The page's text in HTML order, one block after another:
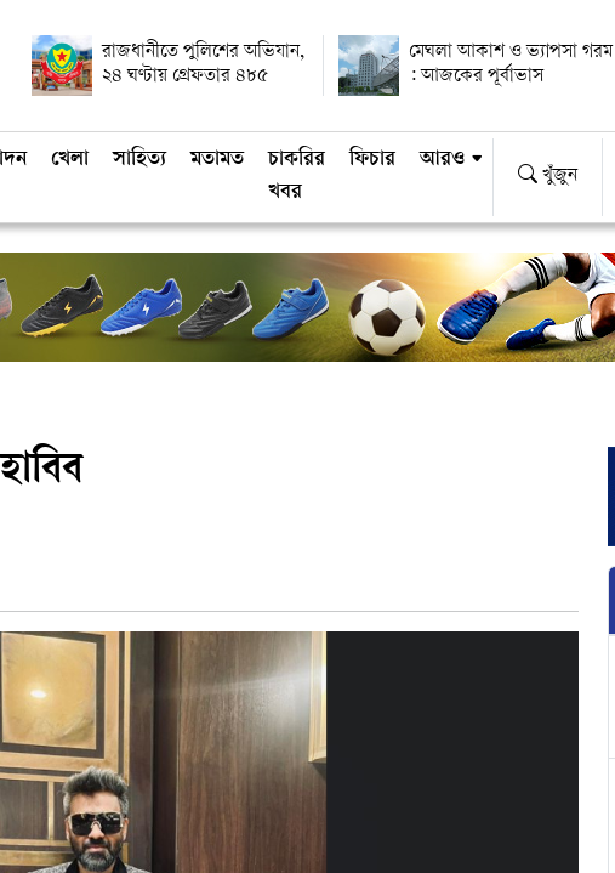
রাজধানীতে পুলিশের অভিযান,
২৪ ঘণ্টায় গ্রেফতার ৪৮৫
মেঘলা আকাশ ও ভ্যাপসা গরম
: আজকের পূর্বাভাস
খেলা সাহিত্য মতামত
চাকরির
খবর
ফিচার আরও
খুঁজুন